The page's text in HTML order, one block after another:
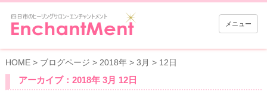
メニュー
HOME> ブログページ > 2018年> 3月 > 12日
アーカイブ：2018年 3月 12日